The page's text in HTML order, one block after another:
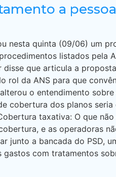
a
nesta quinta (09/06) um
listados pela
que articula a
rol da ANS para que
o entendimento
cobertura dos planos
taxativa: O que
e as operadoras
junto a bancada do PSD,
gastos com tratamentos